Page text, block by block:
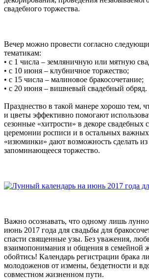
свадебного торжества.
Вечер можно провести согласно
тематикам:
• с 1 числа – земляничную или мятную
• с 10 июня – клубничное торжество;
• с 15 числа – малиновое бракосочетание;
• с 20 июня – вишневый свадебный обряд.
Празднество в такой манере хорошо тем,
и цветы эффективно помогают
сезонные «хитрости» в декоре свадебных
церемонии росписи и в остальных
«изюминки» дают возможность сделать
запоминающееся торжество.
Важно осознавать, что одному лишь
июнь 2017 года для свадьбы для
спасти священные узы. Без уважения,
взаимопонимания и общения в семейной
обойтись! Календарь регистрации брака
молодоженов от измены, бездетности и
совместном жизненном пути.